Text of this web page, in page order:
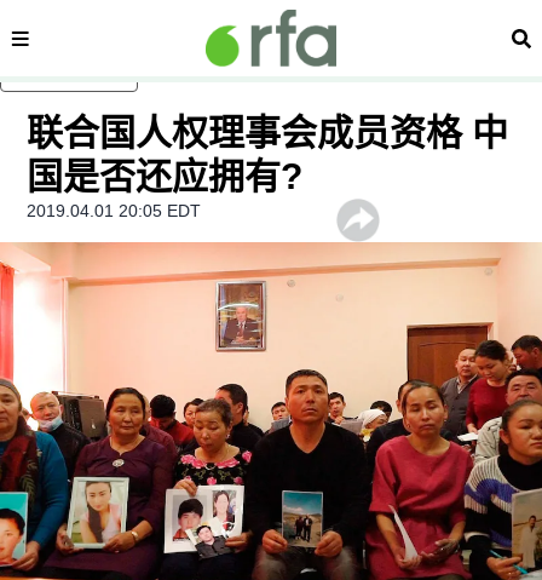
内容分类 搜
联合国人权理事会成员资格 中
国是否还应拥有?
2019.04.01 20:05 EDT